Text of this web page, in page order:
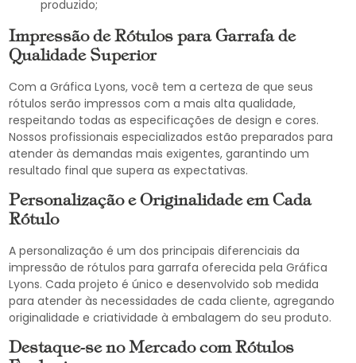
produzido;
Impressão de Rótulos para Garrafa de
Qualidade Superior
Com a Gráfica Lyons, você tem a certeza de que seus
rótulos serão impressos com a mais alta qualidade,
respeitando todas as especificações de design e cores.
Nossos profissionais especializados estão preparados para
atender às demandas mais exigentes, garantindo um
resultado final que supera as expectativas.
Personalização e Originalidade em Cada
Rótulo
A personalização é um dos principais diferenciais da
impressão de rótulos para garrafa oferecida pela Gráfica
Lyons. Cada projeto é único e desenvolvido sob medida
para atender às necessidades de cada cliente, agregando
originalidade e criatividade à embalagem do seu produto.
Destaque-se no Mercado com Rótulos